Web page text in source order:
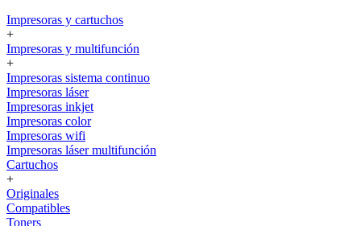
Impresoras y cartuchos
+
Impresoras y multifunción
+
Impresoras sistema continuo
Impresoras láser
Impresoras inkjet
Impresoras color
Impresoras wifi
Impresoras láser multifunción
Cartuchos
+
Originales
Compatibles
Toners